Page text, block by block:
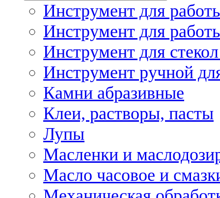
Инструмент для
Инструмент для
Инструмент для
Инструмент ручной
Камни абразивные
Клеи, растворы, пасты
Лупы
Масленки и
Масло часовое и